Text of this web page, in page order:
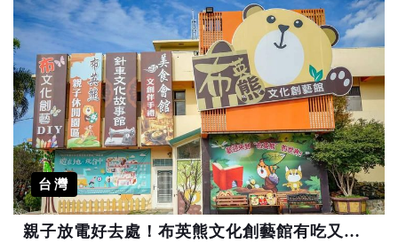
台灣
親子放電好去處！布英熊文化創藝館有吃又好玩